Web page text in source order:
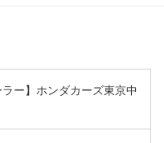
ラー】ホンダカーズ東京中